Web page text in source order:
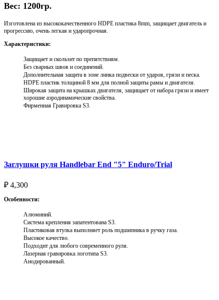
Вес: 1200гр.
Изготовлена из высококачественного HDPE пластика 8mm, защищает двигатель и
прогрессию, очень легкая и ударопрочная.
Характеристики:
Защищает и скользит по препятствиям.
Без сварных швов и соединений.
Дополнительная защита в зоне линка подвески от ударов, грязи и песка.
HDPE пластик толщиной 8 мм для полной защиты рамы и двигателя.
Широкая защита на крышках двигателя, защищает от набора грязи и имеет
хорошие аэродинамические свойства.
Фирменная Гравировка S3.
Заглушки руля Handlebar End "5" Enduro/Trial
₽ 4,300
Особенности:
Алюминий.
Система крепления запатентована S3.
Пластиковая втулка выполняет роль подшипника в ручку газа.
Высокое качество.
Подходит для любого современного руля.
Лазерная гравировка логотипа S3.
Анодированный.